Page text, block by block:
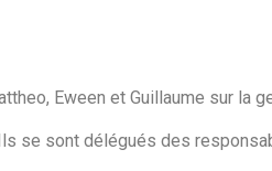
Eween et Guillaume sur la
se sont délégués des